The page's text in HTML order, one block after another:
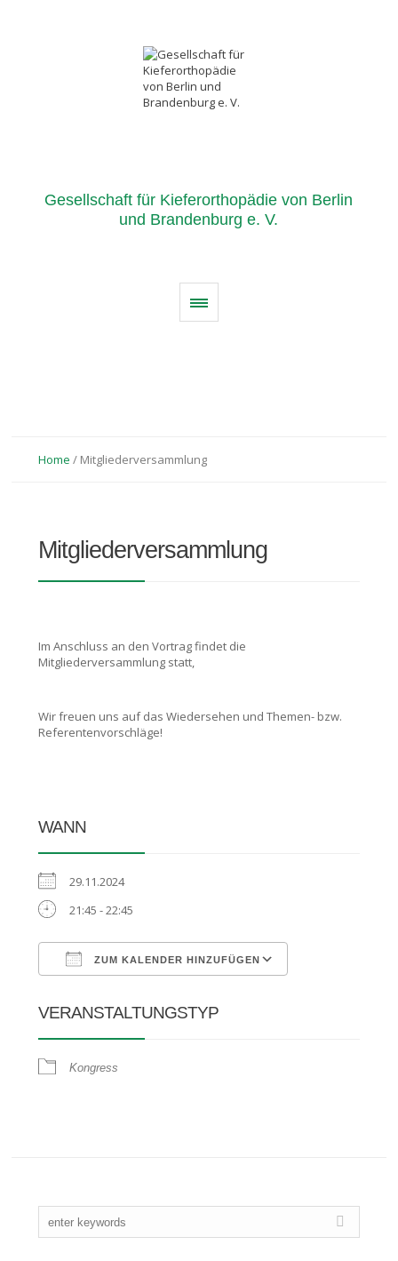
Gesellschaft für Kieferorthopädie von Berlin
und Brandenburg e. V.
Home / Mitgliederversammlung
Mitgliederversammlung
Im Anschluss an den Vortrag findet die
Mitgliederversammlung statt,
Wir freuen uns auf das Wiedersehen und Themen- bzw.
Referentenvorschläge!
WANN
29.11.2024
21:45 - 22:45
ZUM KALENDER HINZUFÜGEN
VERANSTALTUNGSTYP
Kongress